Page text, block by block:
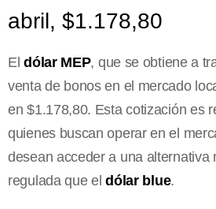
abril, $1.178,80
Eldólar MEP, que se obtiene a
venta de bonos en el mercado
en $1.178,80. Esta cotización es
quienes buscan operar en el
desean acceder a una alternativa
regulada que eldólar blue.